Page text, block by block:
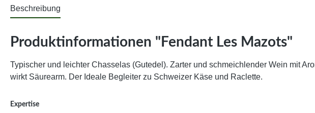
Beschreibung
Produktinformationen "Fendant Les Mazots"
Typischer und leichter Chasselas (Gutedel). Zarter und schmeichlender Wein mit
wirkt Säurearm. Der Ideale Begleiter zu Schweizer Käse und Raclette.
Expertise